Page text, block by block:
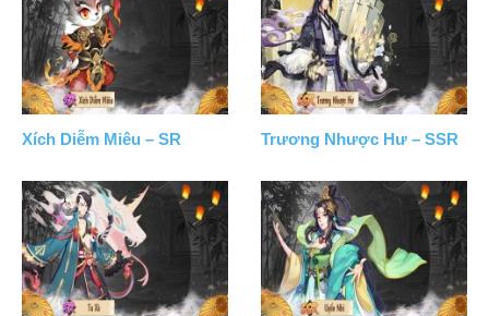
Xích Diễm Miêu – SR Trương Nhược Hư – SSR